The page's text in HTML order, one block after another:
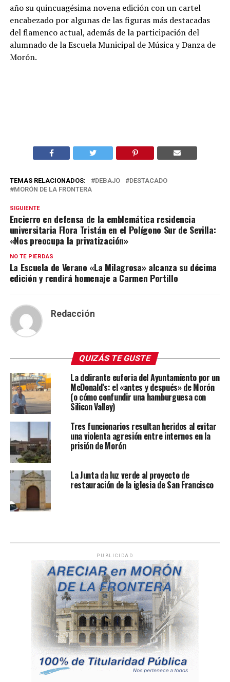
año su quincuagésima novena edición con un cartel
encabezado por algunas de las figuras más destacadas
del flamenco actual, además de la participación del
alumnado de la Escuela Municipal de Música y Danza de
Morón.
TEMAS RELACIONADOS: DEBAJO
DESTACADO
MORÓN DE LA FRONTERA
SIGUIENTE
Encierro en defensa de la emblemática residencia
universitaria Flora Tristán en el Polígono Sur de Sevilla:
«Nos preocupa la privatización»
NO TE PIERDAS
La Escuela de Verano «La Milagrosa» alcanza su décima
edición y rendirá homenaje a Carmen Portillo
Redacción
QUIZÁS TE GUSTE
La delirante euforia del Ayuntamiento por un
McDonald’s: el «antes y después» de Morón
(o cómo confundir una hamburguesa con
Silicon Valley)
Tres funcionarios resultan heridos al evitar
una violenta agresión entre internos en la
prisión de Morón
La Junta da luz verde al proyecto de
restauración de la iglesia de San Francisco
PUBLICIDAD